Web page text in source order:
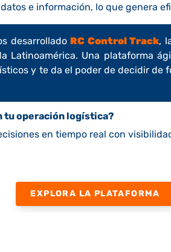
e información, lo que genera
desarrolladoRC Control Track,
Latinoamérica. Una plataforma
y te da el poder de decidir de
tu operación logística?
en tiempo real con
EXPLORA LA PLATAFORMA